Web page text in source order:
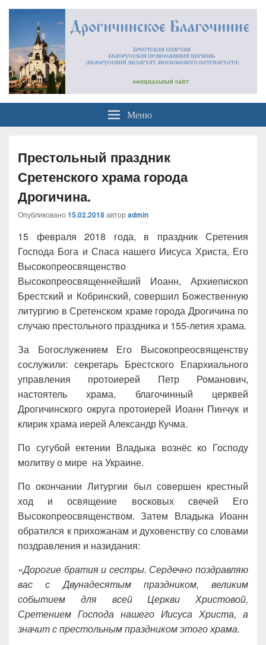
Официальный сайт
Дрогичинского благочиния
Меню
Престольный праздник
Сретенского храма города
Дрогичина.
Опубликовано 15.02.2018автор admin
15 февраля 2018 года, в праздник Сретения
Господа Бога и Спаса нашего Иисуса Христа, Его
Высокопреосвященство
Высокопреосвященнейший Иоанн, Архиепископ
Брестский и Кобринский, совершил Божественную
литургию в Сретенском храме города Дрогичина по
случаю престольного праздника и 155-летия храма.
За Богослужением Его Высокопреосвященству
сослужили: секретарь Брестского Епархиального
управления протоиерей Петр Романович,
настоятель храма, благочинный церквей
Дрогичинского округа протоиерей Иоанн Пинчук и
клирик храма иерей Александр Кучма.
По сугубой ектении Владыка вознёс ко Господу
молитву о мире на Украине.
По окончании Литургии был совершен крестный
ход и освящение восковых свечей Его
Высокопреосвященством. Затем Владыка Иоанн
обратился к прихожанам и духовенству со словами
поздравления и назидания:
«Дорогие братия и сестры. Сердечно поздравляю
вас с Двунадесятым праздником, великим
событием для всей Церкви Христовой,
Сретением Господа нашего Иисуса Христа, а
значит с престольным праздником этого храма.